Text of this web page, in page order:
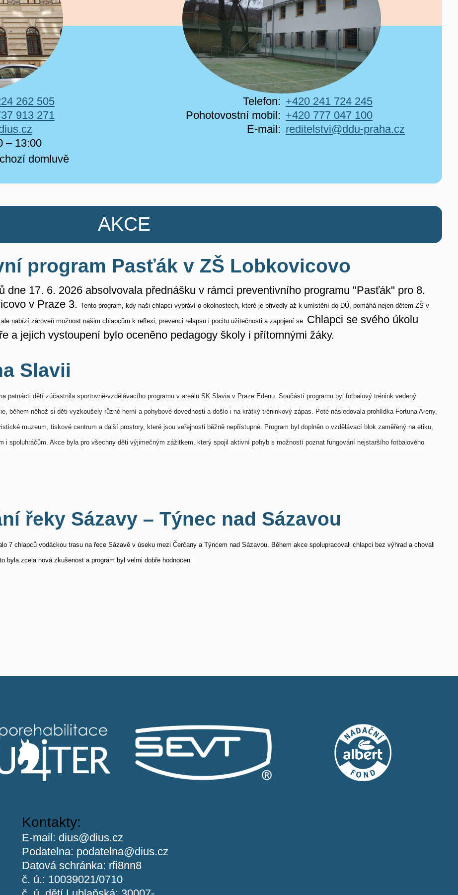
262 505
913 271
– 13:00​
domluvě
Telefon:
Pohotovostní mobil:
E-mail:
+420 241 724 245
+420 777 047 100
reditelstvi@ddu-praha.cz
AKCE
program Pasťák v ZŠ Lobkovicovo
dne 17. 6. 2026 absolvovala přednášku v rámci preventivního programu "Pasťák" pro 8.
v Praze 3. Tento program, kdy naši chlapci vypráví o okolnostech, které je přivedly až k umístění do DÚ, pomáhá nejen dětem ZŠ v
nabízí zároveň možnost našim chlapcům k reflexi, prevenci relapsu i pocitu užitečnosti a zapojení se. Chlapci se svého úkolu
a jejich vystoupení bylo oceněno pedagogy školy i přítomnými žáky.
Slavii
patnácti dětí zúčastnila sportovně-vzdělávacího programu v areálu SK Slavia v Praze Edenu. Součástí programu byl fotbalový trénink vedený
během něhož si děti vyzkoušely různé herní a pohybové dovednosti a došlo i na krátký tréninkový zápas. Poté následovala prohlídka Fortuna Areny,
muzeum, tiskové centrum a další prostory, které jsou veřejnosti běžně nepřístupné. Program byl doplněn o vzdělávací blok zaměřený na etiku,
i spoluhráčům. Akce byla pro všechny děti výjimečným zážitkem, který spojil aktivní pohyb s možností poznat fungování nejstaršího fotbalového
řeky Sázavy – Týnec nad Sázavou
7 chlapců vodáckou trasu na řece Sázavě v úseku mezi Čerčany a Týncem nad Sázavou. Během akce spolupracovali chlapci bez výhrad a chovali
byla zcela nová zkušenost a program byl velmi dobře hodnocen.
Kontakty:
E-mail: dius@dius.cz
Podatelna: podatelna@dius.cz
Datová schránka: rfi8nn8
č. ú.: 10039021/0710